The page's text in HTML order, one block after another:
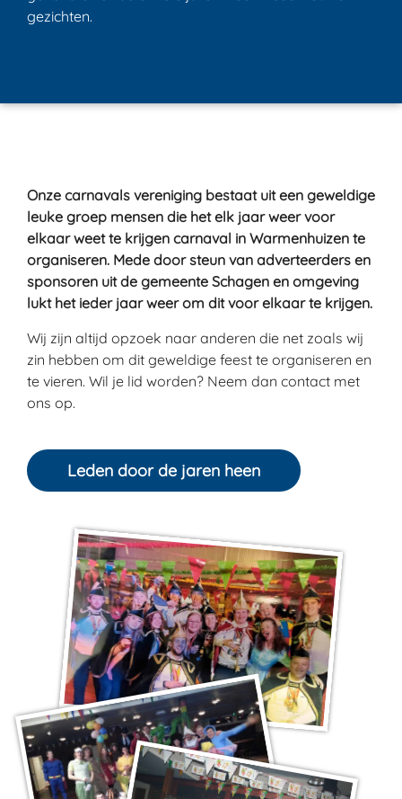
gezichten.
Onze carnavals vereniging bestaat uit een geweldige
leuke groep mensen die het elk jaar weer voor
elkaar weet te krijgen carnaval in Warmenhuizen te
organiseren. Mede door steun van adverteerders en
sponsoren uit de gemeente Schagen en omgeving
lukt het ieder jaar weer om dit voor elkaar te krijgen.
Wij zijn altijd opzoek naar anderen die net zoals wij
zin hebben om dit geweldige feest te organiseren en
te vieren. Wil je lid worden? Neem dan contact met
ons op.
Leden door de jaren heen